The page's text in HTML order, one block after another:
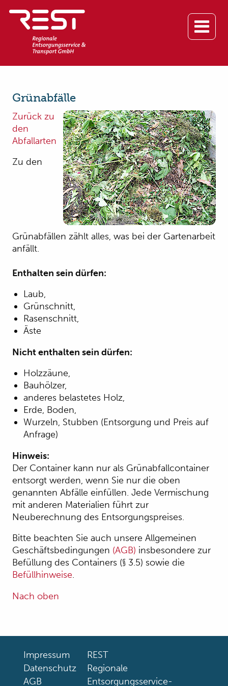
Grünabfälle
Zurück zu
den
Abfallarten
Zu den
Grünabfällen zählt alles, was bei der Gartenarbeit
anfällt.
Enthalten sein dürfen:
Laub,
Grünschnitt,
Rasenschnitt,
Äste
Nicht enthalten sein dürfen:
Holzzäune,
Bauhölzer,
anderes belastetes Holz,
Erde, Boden,
Wurzeln, Stubben (Entsorgung und Preis auf
Anfrage)
Hinweis:
Der Container kann nur als Grünabfallcontainer
entsorgt werden, wenn Sie nur die oben
genannten Abfälle einfüllen. Jede Vermischung
mit anderen Materialien führt zur
Neuberechnung des Entsorgungspreises.
Bitte beachten Sie auch unsere Allgemeinen
Geschäftsbedingungen (AGB) insbesondere zur
Befüllung des Containers (§ 3.5) sowie die
Befüllhinweise.
Nach oben
Impressum
Datenschutz
AGB
REST
Regionale
Entsorgungsservice-